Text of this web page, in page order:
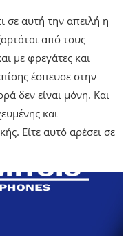
σε αυτή την απειλή η
από τους
με φρεγάτες και
έσπευσε στην
δεν είναι μόνη. Και
και
Είτε αυτό αρέσει σε